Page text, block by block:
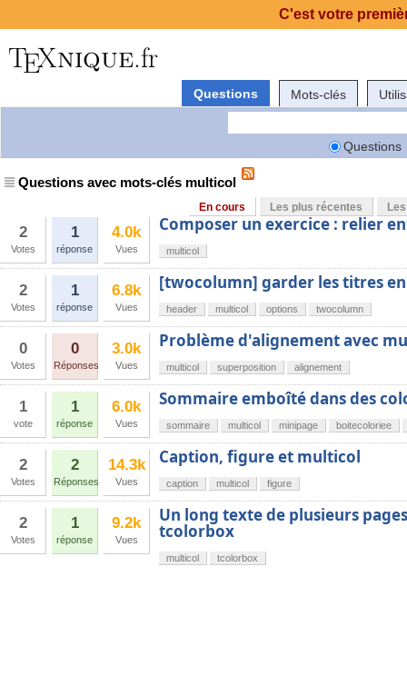
Questions Mots-clés
Questions
Questions avec mots-clés multicol
En cours Les plus récentes
2
Votes
1
réponse
4.0k
Vues
Composer un exercice : relier
multicol
2
Votes
1
réponse
6.8k
Vues
[twocolumn] garder les titres
header multicol options twocolumn
0
Votes
0
Réponses
3.0k
Vues
Problème d'alignement avec
multicol superposition alignement
1
vote
1
réponse
6.0k
Vues
Sommaire emboîté dans des
sommaire multicol minipage boitecoloriee
2
Votes
2
Réponses
14.3k
Vues
Caption, figure et multicol
caption multicol figure
2
Votes
1
réponse
9.2k
Vues
Un long texte de plusieurs
tcolorbox
multicol tcolorbox
C'est votre